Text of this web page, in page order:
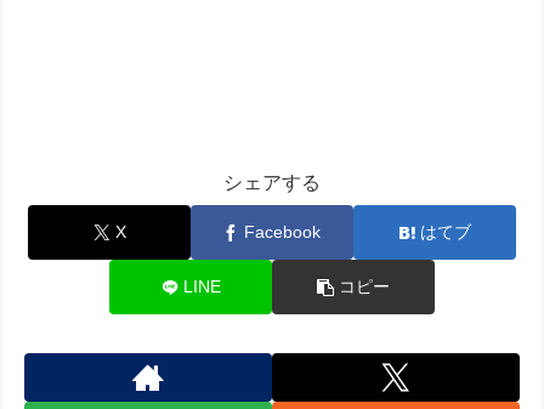
シェアする
X Facebook はてブ
LINE コピー